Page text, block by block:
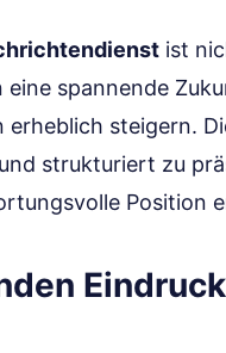
ist
spannende
steigern.
strukturiert zu
Position
Eindruck